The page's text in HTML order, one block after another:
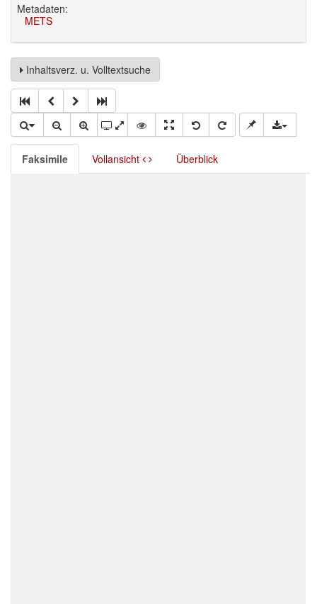
Metadaten:
METS
Inhaltsverz. u. Volltextsuche
Faksimile Vollansicht Überblick